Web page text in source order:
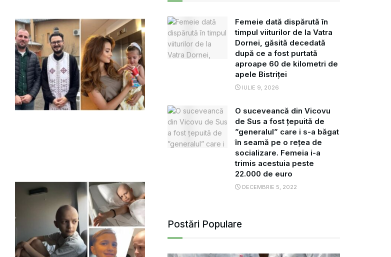
Femeie dată dispărută în
timpul viiturilor de la Vatra
Dornei, găsită decedată
după ce a fost purtată
aproape 60 de kilometri de
apele Bistriței
IULIE 9, 2026
O suceveancă din Vicovu
de Sus a fost țepuită de
”generalul” care i s-a băgat
în seamă pe o rețea de
socializare. Femeia i-a
trimis acestuia peste
22.000 de euro
DECEMBRIE 5, 2022
Postări Populare